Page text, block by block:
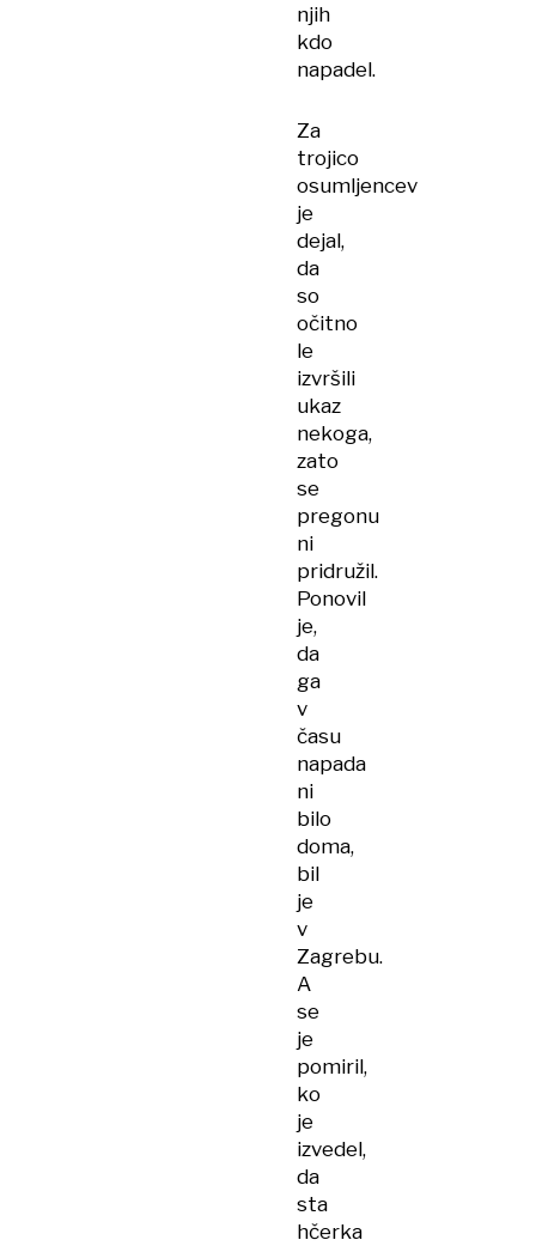
njih
kdo
napadel.
Za
trojico
osumljencev
je
dejal,
da
so
očitno
le
izvršili
ukaz
nekoga,
zato
se
pregonu
ni
pridružil.
Ponovil
je,
da
ga
v
času
napada
ni
bilo
doma,
bil
je
v
Zagrebu.
A
se
je
pomiril,
ko
je
izvedel,
da
sta
hčerka